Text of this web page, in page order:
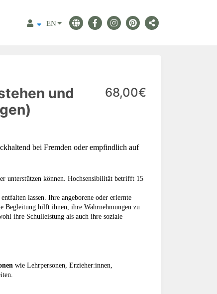
EN
und
68,00€
bei Fremden oder empfindlich auf
unterstützen können. Hochsensibilität betrifft 15
lassen. Ihre angeborene oder erlernte
Begleitung hilft ihnen, ihre Wahrnehmungen zu
ihre Schulleistung als auch ihre soziale
wie Lehrpersonen, Erzieher:innen,